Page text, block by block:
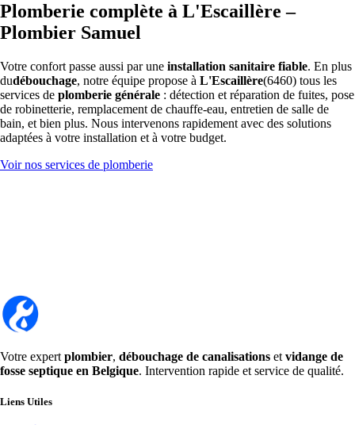
Plomberie complète à L'Escaillère –
Plombier Samuel
Votre confort passe aussi par une installation sanitaire fiable. En plus
dudébouchage, notre équipe propose à L'Escaillère(6460) tous les
services de plomberie générale : détection et réparation de fuites, pose
de robinetterie, remplacement de chauffe-eau, entretien de salle de
bain, et bien plus. Nous intervenons rapidement avec des solutions
adaptées à votre installation et à votre budget.
Voir nos services de plomberie
Votre expert plombier, débouchage de canalisations et vidange de
fosse septique en Belgique. Intervention rapide et service de qualité.
Liens Utiles